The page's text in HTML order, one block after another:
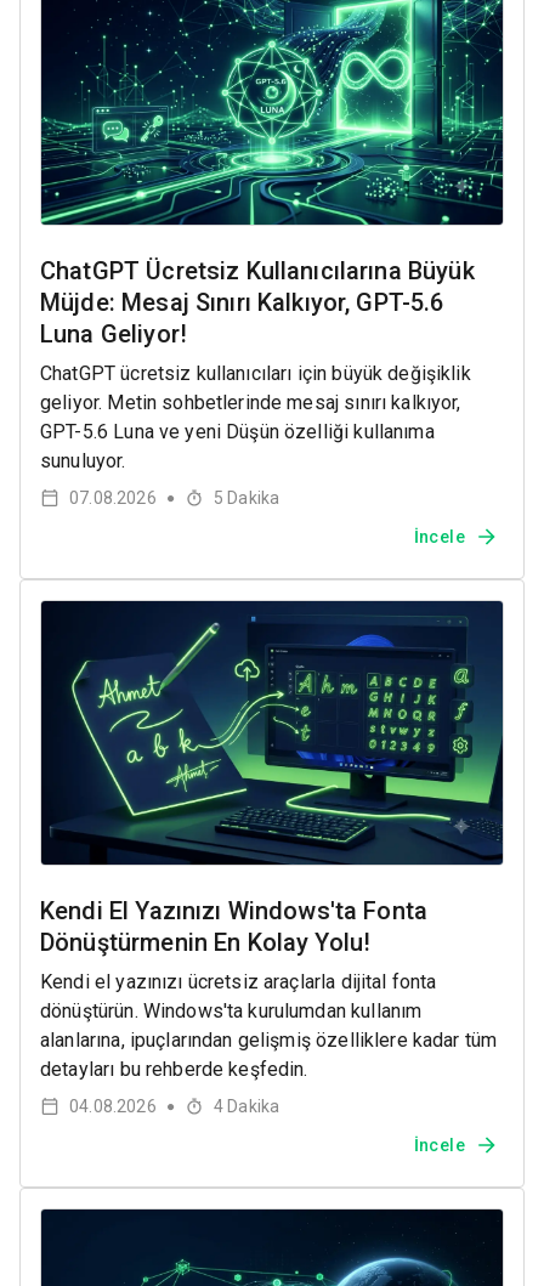
ChatGPT Ücretsiz Kullanıcılarına Büyük
Müjde: Mesaj Sınırı Kalkıyor, GPT-5.6
Luna Geliyor!
ChatGPT ücretsiz kullanıcıları için büyük değişiklik
geliyor. Metin sohbetlerinde mesaj sınırı kalkıyor,
GPT-5.6 Luna ve yeni Düşün özelliği kullanıma
sunuluyor.
07.08.2026 ● 5 Dakika
İncele
Kendi El Yazınızı Windows'ta Fonta
Dönüştürmenin En Kolay Yolu!
Kendi el yazınızı ücretsiz araçlarla dijital fonta
dönüştürün. Windows'ta kurulumdan kullanım
alanlarına, ipuçlarından gelişmiş özelliklere kadar tüm
detayları bu rehberde keşfedin.
04.08.2026 ● 4 Dakika
İncele